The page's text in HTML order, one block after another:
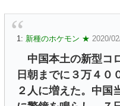
1: 新種のホケモン ★ 2020/
中国本土の新型コ
日朝までに３万４０
２人に増えた。中国